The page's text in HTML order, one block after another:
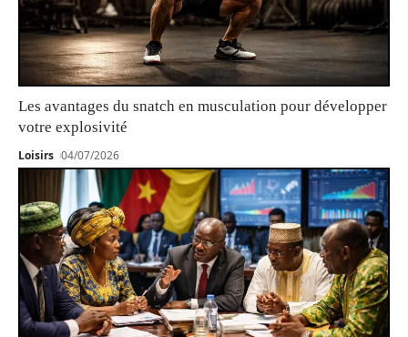
Les avantages du snatch en musculation pour développer
votre explosivité
Loisirs 04/07/2026